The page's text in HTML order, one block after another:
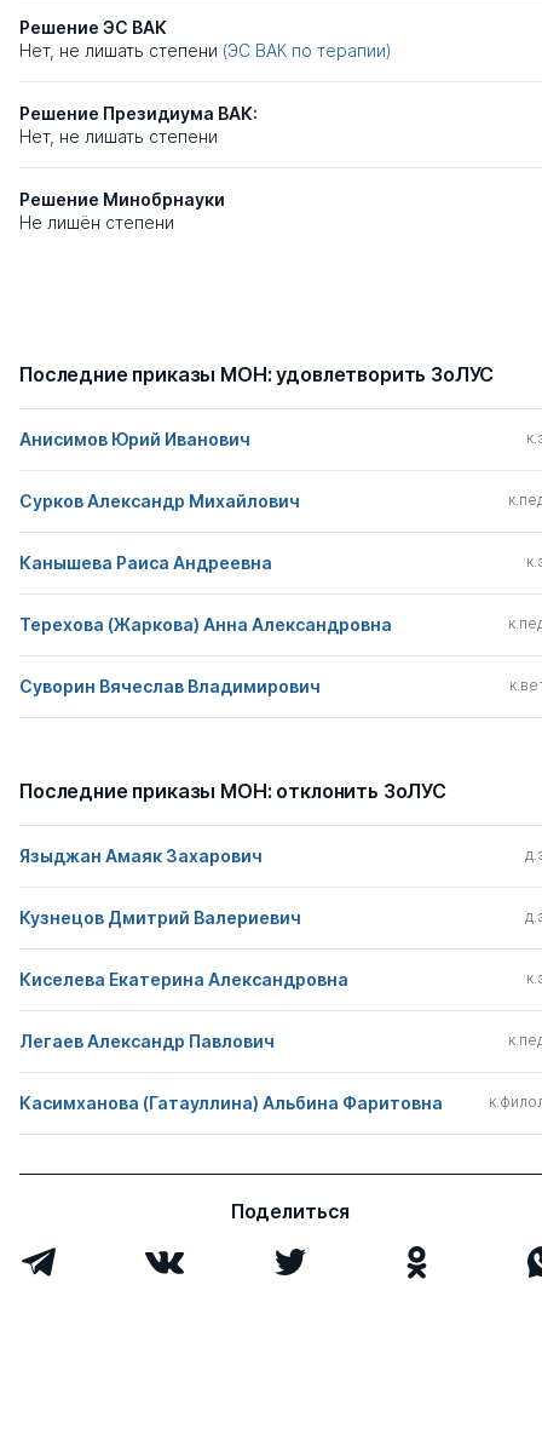
Решение ЭС ВАК
Нет, не лишать степени (ЭС ВАК по терапии)
Решение Президиума ВАК:
Нет, не лишать степени
Решение Минобрнауки
Не лишён степени
Последние приказы МОН: удовлетворить ЗоЛУС
Анисимов Юрий Иванович
Сурков Александр Михайлович
Канышева Раиса Андреевна
Терехова (Жаркова) Анна Александровна
Суворин Вячеслав Владимирович
Последние приказы МОН: отклонить ЗоЛУС
Языджан Амаяк Захарович
Кузнецов Дмитрий Валериевич
Киселева Екатерина Александровна
Легаев Александр Павлович
Касимханова (Гатауллина) Альбина Фаритовна
Поделиться